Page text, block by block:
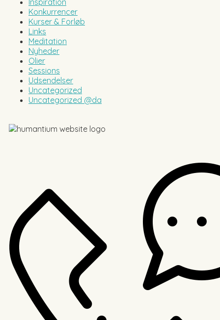
Inspiration
Konkurrencer
Kurser & Forløb
Links
Meditation
Nyheder
Olier
Sessions
Udsendelser
Uncategorized
Uncategorized @da